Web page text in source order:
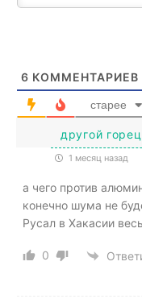
6 КОММЕНТАРИЕВ
старее
другой горец
1 месяц назад
а чего против
конечно шума не
Русал в Хакасии
0